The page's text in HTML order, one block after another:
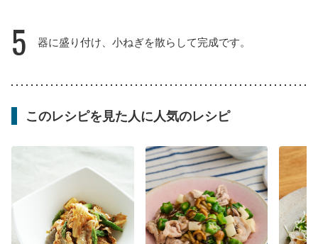
5 器に盛り付け、小ねぎを散らして完成です。
このレシピを見た人に人気のレシピ